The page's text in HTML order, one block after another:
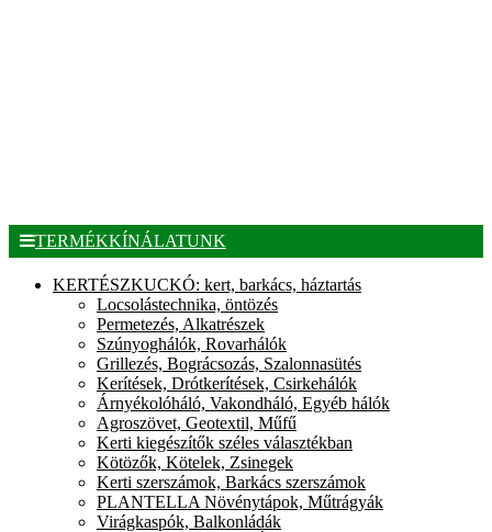
TERMÉKKÍNÁLATUNK
KERTÉSZKUCKÓ: kert, barkács, háztartás
Locsolástechnika, öntözés
Permetezés, Alkatrészek
Szúnyoghálók, Rovarhálók
Grillezés, Bográcsozás, Szalonnasütés
Kerítések, Drótkerítések, Csirkehálók
Árnyékolóháló, Vakondháló, Egyéb hálók
Agroszövet, Geotextil, Műfű
Kerti kiegészítők széles választékban
Kötözők, Kötelek, Zsinegek
Kerti szerszámok, Barkács szerszámok
PLANTELLA Növénytápok, Műtrágyák
Virágkaspók, Balkonládák